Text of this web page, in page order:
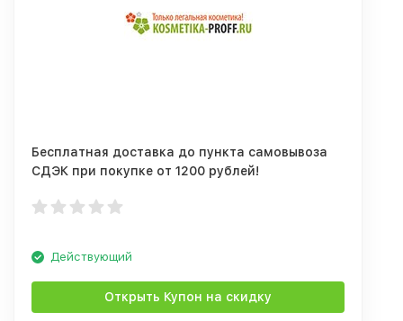
Бесплатная доставка до пункта самовывоза
СДЭК при покупке от 1200 рублей!
Действующий
Открыть Купон на скидку